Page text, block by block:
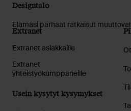
Designtalo
Elämäsi parhaat ratkaisut
Extranet
Extranet asiakkaille
Extranet
yhteistyökumppaneille
Usein kysytyt kysymykset